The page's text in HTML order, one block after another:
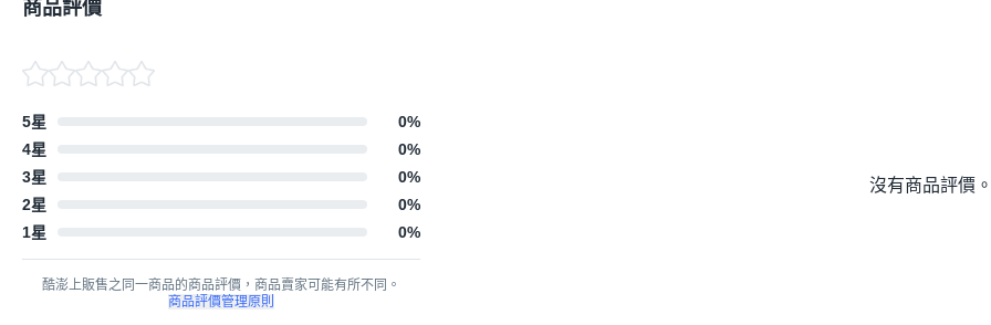
商品評價
5星 0%
4星
0%
3星
0%
2星
0%
1星
0%
酷澎上販售之同一商品的商品評價，商品賣家可能有所不同。
商品評價管理原則
沒有商品評價